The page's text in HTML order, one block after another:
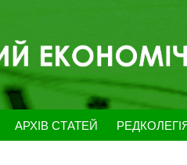
АРХІВ СТАТЕЙ